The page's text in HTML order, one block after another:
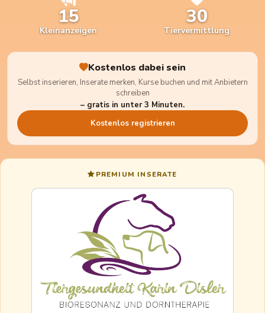
15
Kleinanzeigen
30
Tiervermittlung
Kostenlos dabei sein
Selbst inserieren, Inserate merken, Kurse buchen und mit Anbietern
schreiben
– gratis in unter 3 Minuten.
Kostenlos registrieren
PREMIUM INSERATE